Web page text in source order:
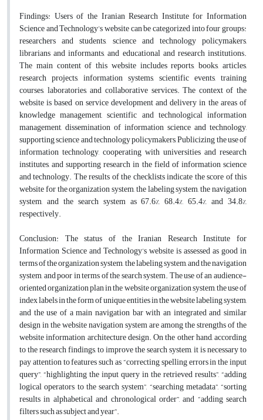
Findings: Users of the Iranian Research Institute for Information
Science and Technology’s website can be categorized into four groups:
researchers and students, science and technology policymakers,
librarians and informants, and educational and research institutions.
The main content of this website includes reports, books, articles,
research projects, information systems, scientific events, training
courses, laboratories, and collaborative services. The context of the
website is based on service development and delivery in the areas of
knowledge management, scientific and technological information
management, dissemination of information science and technology,
supporting science and technology policymakers, Publicizing the use of
information technology, cooperating with universities and research
institutes, and supporting research in the field of information science
and technology. The results of the checklists indicate the score of this
website for the organization system, the labeling system, the navigation
system, and the search system as 67.6%, 68.4%, 65.4%, and 34.8%,
respectively.
Conclusion: The status of the Iranian Research Institute for
Information Science and Technology’s website is assessed as good in
terms of the organization system, the labeling system, and the navigation
system, and poor in terms of the search system. The use of an audience-
oriented organization plan in the website organization system, the use of
index labels in the form of unique entities in the website labeling system,
and the use of a main navigation bar with an integrated and similar
design in the website navigation system are among the strengths of the
website information architecture design. On the other hand, according
to the research findings, to improve the search system, it is necessary to
pay attention to features such as “correcting spelling errors in the input
query”, “highlighting the input query in the retrieved results”, “adding
logical operators to the search system”, “searching metadata”, “sorting
results in alphabetical and chronological order”, and “adding search
filters such as subject and year”.